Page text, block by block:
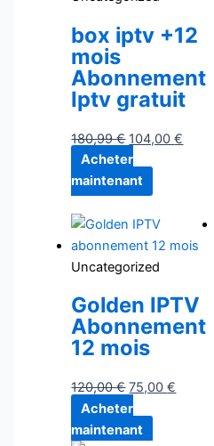
box iptv +12
mois
Abonnement
Iptv gratuit
180,99€ 104,00€
Acheter
maintenant
Uncategorized
Golden IPTV
Abonnement
12 mois
120,00€ 75,00€
Acheter
maintenant